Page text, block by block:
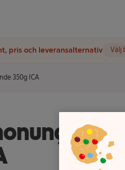
pris och leveransalternativ Välj
350g ICA